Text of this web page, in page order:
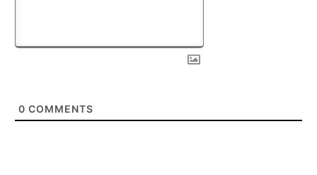
0 COMMENTS